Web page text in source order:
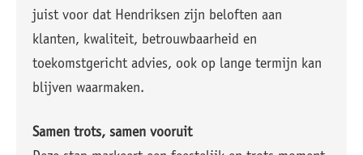
juist voor dat Hendriksen zijn beloften aan
klanten, kwaliteit, betrouwbaarheid en
toekomstgericht advies, ook op lange termijn kan
blijven waarmaken.
Samen trots, samen vooruit